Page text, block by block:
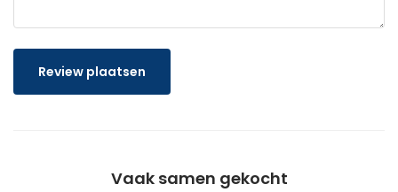
Review plaatsen
Vaak samen gekocht